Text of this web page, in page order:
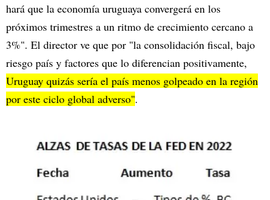
hará que la economía uruguaya convergerá en los
próximos trimestres a un ritmo de crecimiento cercano a
3%". El director ve que por "la consolidación fiscal, bajo
riesgo país y factores que lo diferencian positivamente,
Uruguay quizás sería el país menos golpeado en la región
por este ciclo global adverso".